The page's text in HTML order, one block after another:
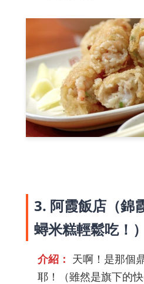
3. 阿霞飯店（錦
蟳米糕輕鬆吃！）
介紹： 天啊！是那個
耶！（雖然是旗下的